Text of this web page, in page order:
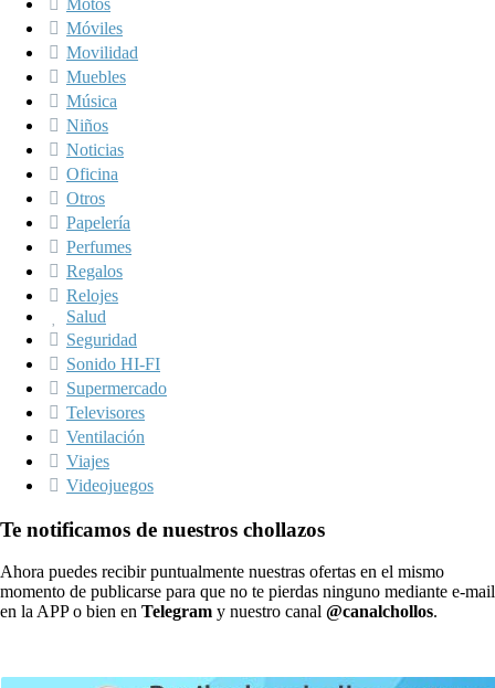
Móviles
Movilidad
Muebles
Música
Niños
Noticias
Oficina
Otros
Papelería
Perfumes
Regalos
Relojes
Salud
Seguridad
Sonido HI-FI
Supermercado
Televisores
Ventilación
Viajes
Videojuegos
Te notificamos de nuestros chollazos
Ahora puedes recibir puntualmente nuestras ofertas en el mismo
momento de publicarse para que no te pierdas ninguno mediante e-mail
en la APP o bien en Telegram y nuestro canal @canalchollos.